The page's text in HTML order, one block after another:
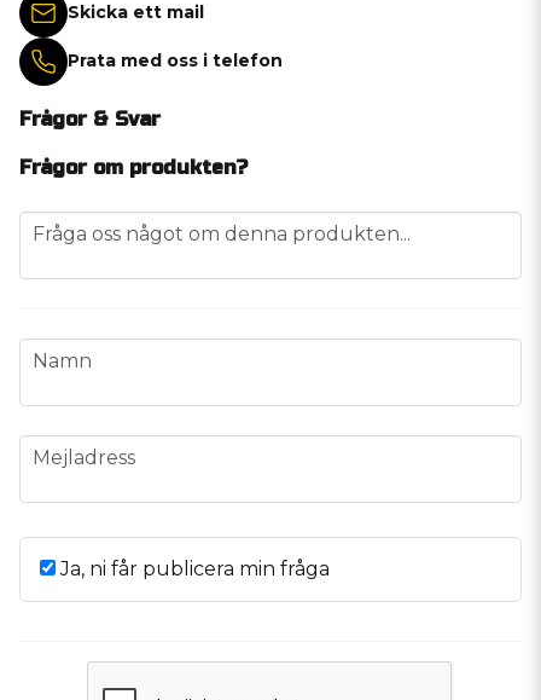
Skicka ett mail
Prata med oss i telefon
Frågor & Svar
Frågor om produkten?
question
Fråga oss något om denna produkten...
name
Namn
email
Mejladress
Ja, ni får publicera min fråga